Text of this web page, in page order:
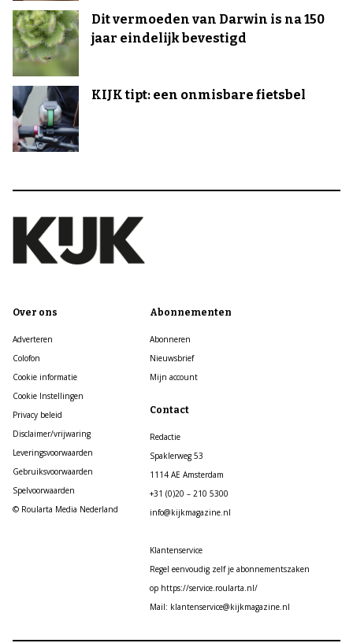
Dit vermoeden van Darwin is na 150
jaar eindelijk bevestigd
KIJK tipt: een onmisbare fietsbel
Over ons
Adverteren
Colofon
Cookie informatie
Cookie Instellingen
Privacy beleid
Disclaimer/vrijwaring
Leveringsvoorwaarden
Gebruiksvoorwaarden
Spelvoorwaarden
© Roularta Media Nederland
Abonnementen
Abonneren
Nieuwsbrief
Mijn account
Contact
Redactie
Spaklerweg 53
1114 AE Amsterdam
+31 (0)20 – 210 5300
info@kijkmagazine.nl
Klantenservice
Regel eenvoudig zelf je abonnementszaken
op https://service.roularta.nl/
Mail: klantenservice@kijkmagazine.nl